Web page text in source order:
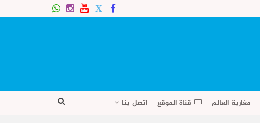
مغاربة العالم قناة الموقع اتصل بنا